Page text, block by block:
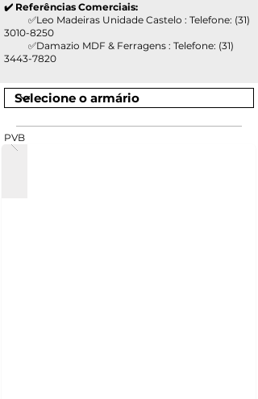
✔️ Referências Comerciais:
✅Leo Madeiras Unidade Castelo : Telefone: (31)
3010-8250
✅Damazio MDF & Ferragens : Telefone: (31)
3443-7820
PVB